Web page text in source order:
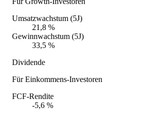
Umsatzwachstum (5J)
21,8 %
Gewinnwachstum (5J)
33,5 %
Dividende
Für Einkommens-Investoren
FCF-Rendite
-5,6 %